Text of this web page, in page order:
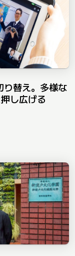
替え。多様な
し広げる